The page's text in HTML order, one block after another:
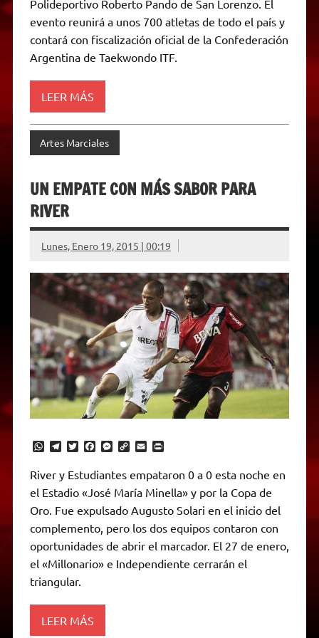
n
d
l
y
Polideportivo Roberto Pando de San Lorenzo. El
evento reunirá a unos 700 atletas de todo el país y
contará con fiscalización oficial de la Confederación
Argentina de Taekwondo ITF.
LEER MÁS
Artes Marciales
UN EMPATE CON MÁS SABOR PARA
RIVER
Lunes, Enero 19, 2015 | 00:19
W
t
s
p
p
T
e
g
a
m
T
i
t
t
r
F
c
e
b
o
k
M
s
s
e
g
e
C
y
L
n
k
E
i
l
P
n
t
F
r
i
n
d
l
River y Estudiantes empataron 0 a 0 esta noche en
el Estadio «José María Minella» y por la Copa de
Oro. Fue expulsado Augusto Solari en el inicio del
complemento, pero los dos equipos contaron con
oportunidades de abrir el marcador. El 27 de enero,
el «Millonario» e Independiente cerrarán el
triangular.
LEER MÁS